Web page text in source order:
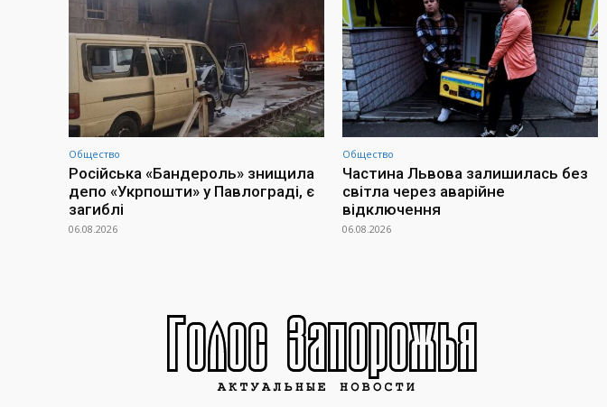
Общество
Російська «Бандероль» знищила
депо «Укрпошти» у Павлограді, є
загиблі
06.08.2026
Общество
Частина Львова залишилась без
світла через аварійне
відключення
06.08.2026